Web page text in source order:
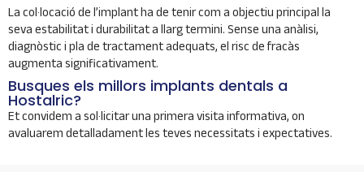
La col·locació de l’implant ha de tenir com a objectiu principal la
seva estabilitat i durabilitat a llarg termini. Sense una anàlisi,
diagnòstic i pla de tractament adequats, el risc de fracàs
augmenta significativament.
Busques els millors implants dentals a
Hostalric?
Et convidem a sol·licitar una primera visita informativa, on
avaluarem detalladament les teves necessitats i expectatives.